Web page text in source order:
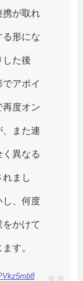
携が取れ
る形にな
した後
アポイ
再度オン
、また連
異なる
まし
し、何度
かけて
す。